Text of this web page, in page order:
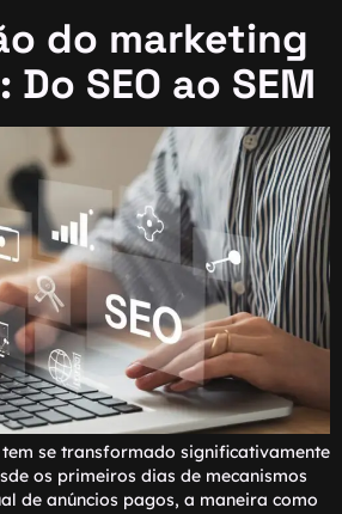
do marketing
SEO ao SEM
se transformado significativamente
os primeiros dias de mecanismos
de anúncios pagos, a maneira como